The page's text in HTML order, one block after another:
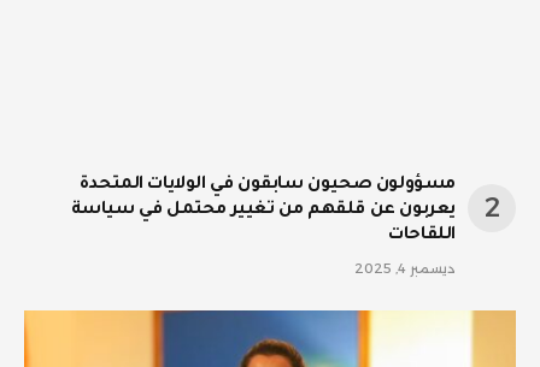
مسؤولون صحيون سابقون في الولايات المتحدة
يعربون عن قلقهم من تغيير محتمل في سياسة
اللقاحات
ديسمبر 4, 2025